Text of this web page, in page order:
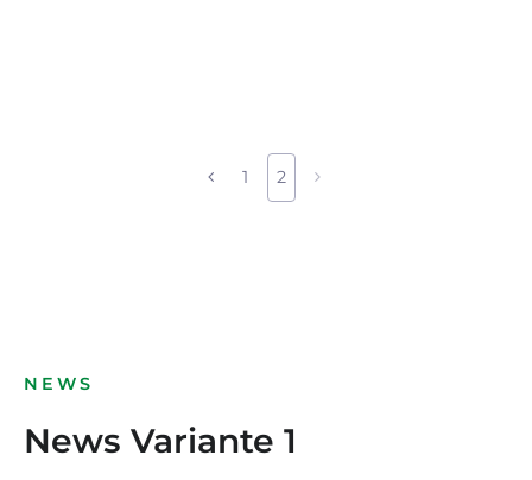
1 2
NEWS
News Variante 1